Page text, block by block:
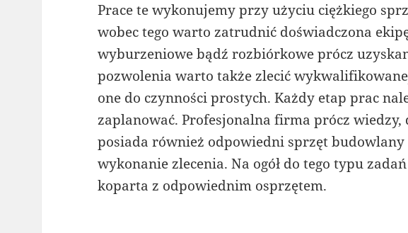
Prace te wykonujemy przy użyciu ciężkiego
wobec tego warto zatrudnić doświadczona
wyburzeniowe bądź rozbiórkowe prócz
pozwolenia warto także zlecić
one do czynności prostych. Każdy etap prac
zaplanować. Profesjonalna firma prócz wiedzy,
posiada również odpowiedni sprzęt
wykonanie zlecenia. Na ogół do tego typu
koparta z odpowiednim osprzętem.